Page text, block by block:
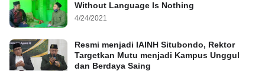
Without Language Is Nothing
4/24/2021
Resmi menjadi IAINH Situbondo, Rektor
Targetkan Mutu menjadi Kampus Unggul
dan Berdaya Saing